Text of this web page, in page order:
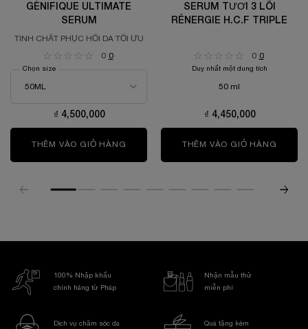
GÉNIFIQUE ULTIMATE
SERUM
TINH CHẤT PHỤC HỒI DA TỐI ƯU
0 0
Chọn size
₫ 4,500,000
THÊM VÀO GIỎ HÀNG GÉNIFIQUE ULTIMATE SERUM
SERUM TƯƠI 3 LÕI
RÉNERGIE H.C.F TRIPLE
0 0
Duy nhất một dung tích
50 ml
₫ 4,450,000
THÊM VÀO GIỎ HÀNG
100% Nhập khẩu
chính hãng từ Pháp
Nhận mẫu thử
miễn phí
Dịch vụ chăm sóc da
Quà tặng kèm